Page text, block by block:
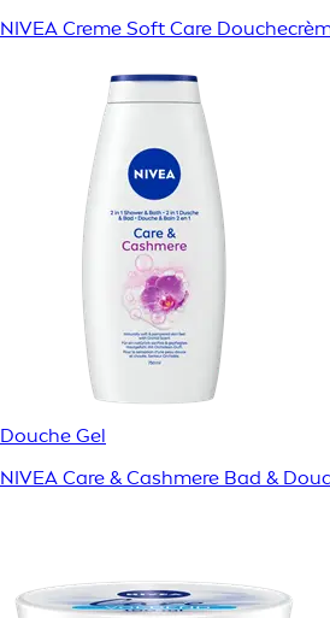
NIVEA Creme Soft Care
Douche Gel
NIVEA Care & Cashmere Bad &